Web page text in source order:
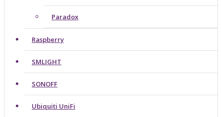
Paradox
Raspberry
SMLIGHT
SONOFF
Ubiquiti UniFi